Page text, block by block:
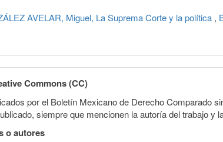
AVELAR, Miguel, La Suprema Corte y la política ,
Commons (CC)
por el Boletín Mexicano de Derecho Comparado
siempre que mencionen la autoría del trabajo
o autores